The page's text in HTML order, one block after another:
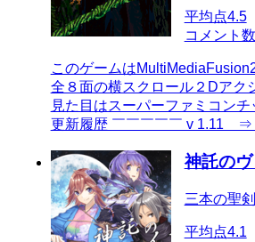
平均点4.5
コメント数
このゲームは
全８面の横スクロール２Dアク
見た目はスーパーファミコン
更新履歴 ￣￣￣￣￣ v 1.11
神託の
三本の聖
平均点4.1